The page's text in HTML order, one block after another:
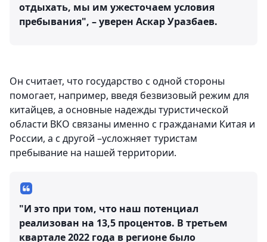
отдыхать, мы им ужесточаем условия
пребывания", – уверен Аскар Уразбаев.
Он считает, что государство с одной стороны
помогает, например, введя безвизовый режим для
китайцев, а основные надежды туристической
области ВКО связаны именно с гражданами Китая и
России, а с другой –усложняет туристам
пребывание на нашей территории.
"И это при том, что наш потенциал
реализован на 13,5 процентов. В третьем
квартале 2022 года в регионе было